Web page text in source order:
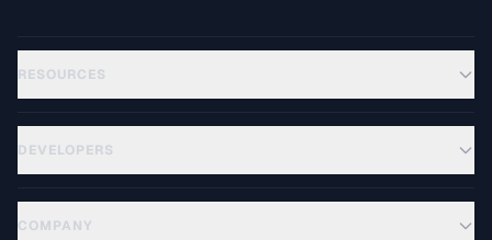
RESOURCES
DEVELOPERS
COMPANY